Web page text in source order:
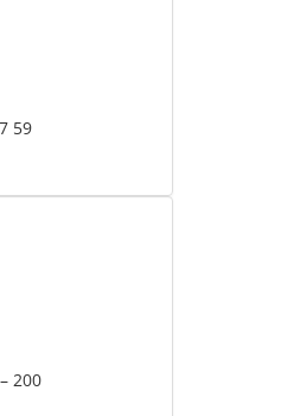
59
200